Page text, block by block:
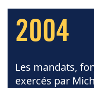
2004
Les mandats,
exercés par